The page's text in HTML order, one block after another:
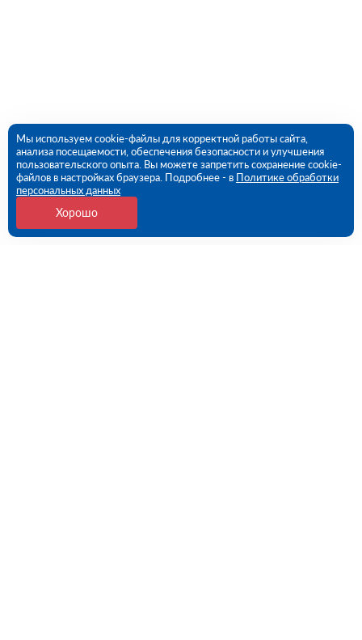
Мы используем cookie-файлы для корректной работы сайта,
анализа посещаемости, обеспечения безопасности и улучшения
пользовательского опыта. Вы можете запретить сохранение cookie-
файлов в настройках браузера. Подробнее - в Политике обработки
персональных данных
Хорошо